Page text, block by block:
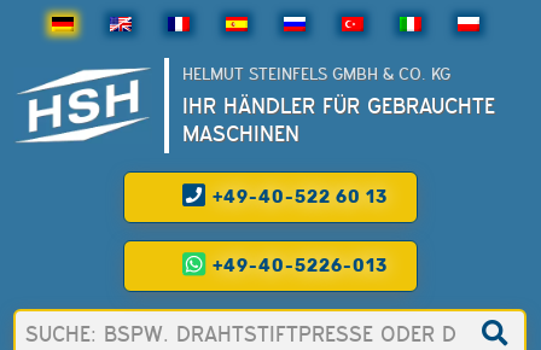
HELMUT STEINFELS GMBH & CO. KG
IHR HÄNDLER FÜR GEBRAUCHTE
MASCHINEN
+49-40-522 60 13
+49-40-5226-013